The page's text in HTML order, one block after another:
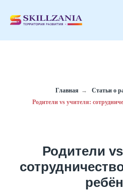
Главная → Статьи о
Родители vs учителя:
Родители